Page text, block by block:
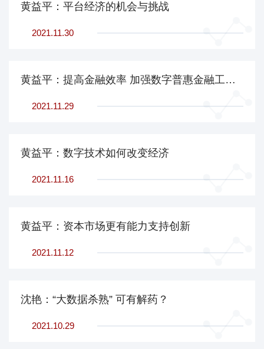
黄益平：平台经济的机会与挑战
2021.11.30
黄益平：提高金融效率 加强数字普惠金融工具创新
2021.11.29
黄益平：数字技术如何改变经济
2021.11.16
黄益平：资本市场更有能力支持创新
2021.11.12
沈艳：“大数据杀熟” 可有解药？
2021.10.29